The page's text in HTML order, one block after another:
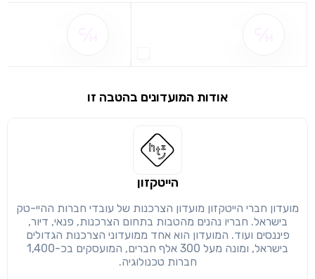
שימו לב!
הבנתי, המשך לאתר
אודות המועדונים בהטבה זו
הייטקזון
מועדון חברי הייטקזון מועדון הצרכנות של עובדי חברות ההיי-טק
בישראל. חבריו נהנים מהטבות בתחום הצרכנות, פנאי, דיור,
פיננסים ועוד. המועדון הוא אחד ממועדוני הצרכנות הגדולים
בישראל, ומונה מעל 300 אלף חברים, המועסקים בכ-1,400
חברות טכנולוגיה.